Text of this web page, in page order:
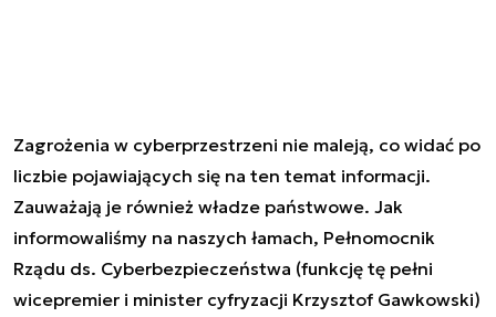
Zagrożenia w cyberprzestrzeni nie maleją, co widać po
liczbie pojawiających się na ten temat informacji.
Zauważają je również władze państwowe. Jak
informowaliśmy na naszych łamach, Pełnomocnik
Rządu ds. Cyberbezpieczeństwa (funkcję tę pełni
wicepremier i minister cyfryzacji Krzysztof Gawkowski)